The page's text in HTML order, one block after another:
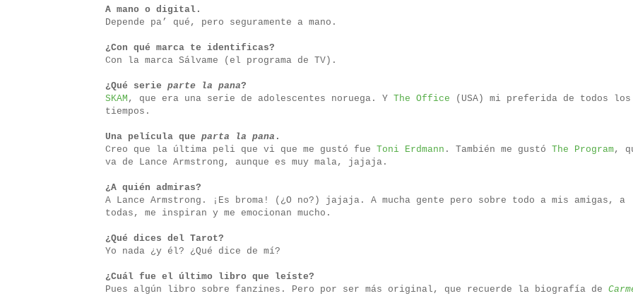
A mano o digital.
Depende pa’ qué, pero seguramente a mano.
¿Con qué marca te identificas?
Con la marca Sálvame (el programa de TV).
¿Qué serie parte la pana?
SKAM , que era una serie de adolescentes noruega. Y The Office (USA) mi preferida de todos los
tiempos.
Una película que parta la pana .
Creo que la última peli que vi que me gustó fue Toni Erdmann . También me gustó The Program,
va de Lance Armstrong, aunque es muy mala, jajaja.
¿A quién admiras?
A Lance Armstrong. ¡Es broma! (¿O no?) jajaja. A mucha gente pero sobre todo a mis amigas, a
todas, me inspiran y me emocionan mucho.
¿Qué dices del Tarot?
Yo nada ¿y él? ¿Qué dice de mí?
¿Cuál fue el último libro que leíste?
Pues algún libro sobre fanzines. Pero por ser más original, que recuerde la biografía de